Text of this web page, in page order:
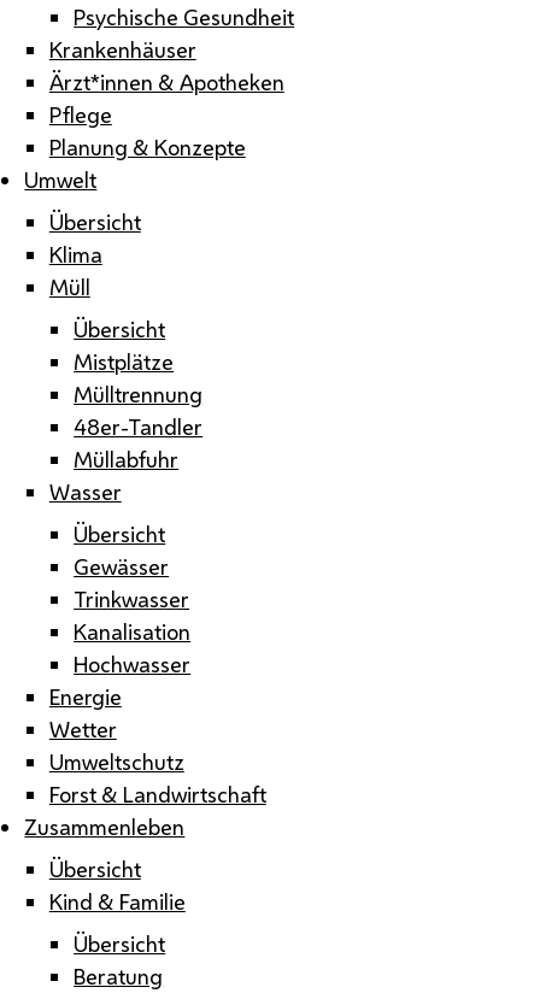
Psychische Gesundheit
Krankenhäuser
Ärzt*innen & Apotheken
Pflege
Planung & Konzepte
Umwelt
Übersicht
Klima
Müll
Übersicht
Mistplätze
Mülltrennung
48er-Tandler
Müllabfuhr
Wasser
Übersicht
Gewässer
Trinkwasser
Kanalisation
Hochwasser
Energie
Wetter
Umweltschutz
Forst & Landwirtschaft
Zusammenleben
Übersicht
Kind & Familie
Übersicht
Beratung